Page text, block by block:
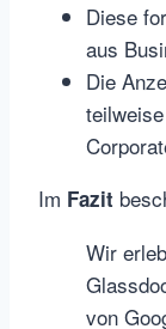
Diese
aus
Die
Im Fazit
Wir
von